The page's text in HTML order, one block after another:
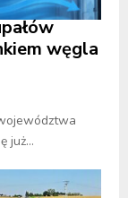
węgla
już...